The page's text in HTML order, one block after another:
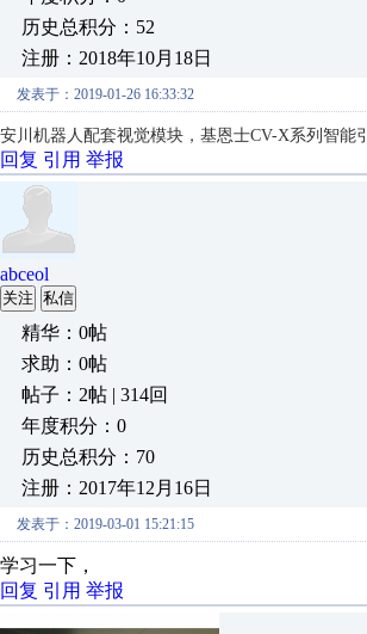
历史总积分：52
注册：2018年10月18日
发表于：2019-01-26 16:33:32
安川机器人配套视觉模块，基恩士CV-X系列智能
回复 引用 举报
abceol
关注 私信
精华：0帖
求助：0帖
帖子：2帖 | 314回
年度积分：0
历史总积分：70
注册：2017年12月16日
发表于：2019-03-01 15:21:15
学习一下，
回复 引用 举报